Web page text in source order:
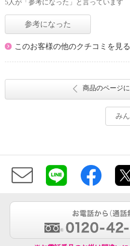
5人が「参考になった」と言っています
参考になった
このお客様の他のクチコミを見る
商品のページ
み